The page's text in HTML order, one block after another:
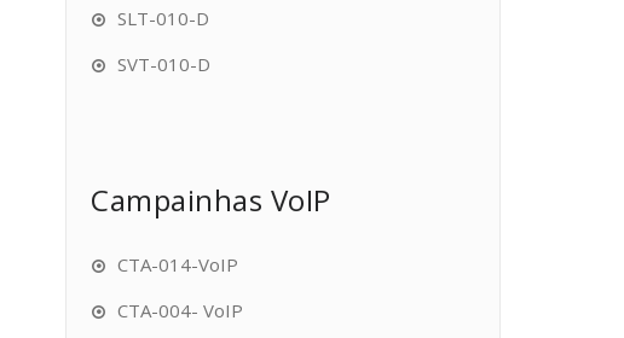
SLT-010-D
SVT-010-D
Campainhas VoIP
CTA-014-VoIP
CTA-004- VoIP